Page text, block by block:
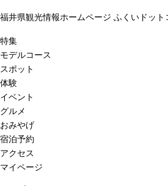
福井県観光情報ホームページ ふくいドット
特集
モデルコース
スポット
体験
イベント
グルメ
おみやげ
宿泊予約
アクセス
マイページ